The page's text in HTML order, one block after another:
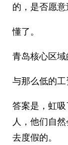
的，是否愿意
懂了。
青岛核心区
与那么低的
答案是，虹
人，他们自
去度假的。